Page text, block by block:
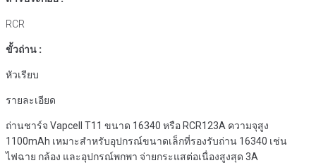
RCR
ขั้วถ่าน :
หัวเรียบ
รายละเอียด
ถ่านชาร์จ Vapcell T11 ขนาด 16340 หรือ RCR123A ความจุสูง
1100mAh เหมาะสำหรับอุปกรณ์ขนาดเล็กที่รองรับถ่าน 16340 เช่น
ไฟฉาย กล้อง และอุปกรณ์พกพา จ่ายกระแสต่อเนื่องสูงสุด 3A